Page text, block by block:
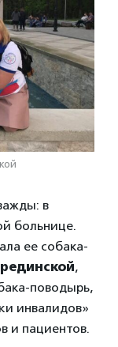
в
больнице.
ее собака-
,
поводырь,
инвалидов»
и пациентов.